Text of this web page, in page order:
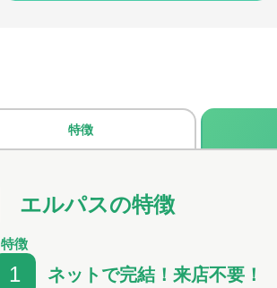
特徴
エルパスの特徴
特徴
1 ネットで完結！来店不要！